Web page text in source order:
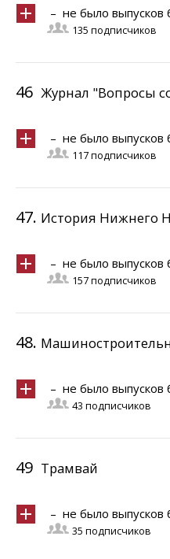
– не было выпусков
135 подписчиков
46 Журнал "Вопросы
– не было выпусков
117 подписчиков
47. История Нижнего
– не было выпусков
157 подписчиков
48.
– не было выпусков
43 подписчиков
49 Трамвай
– не было выпусков
35 подписчиков